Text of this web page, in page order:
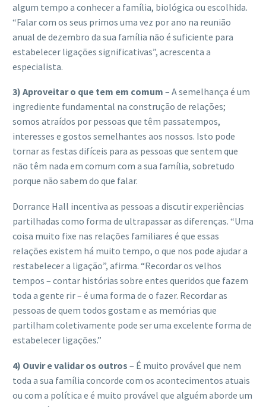
algum tempo a conhecer a família, biológica ou escolhida.
“Falar com os seus primos uma vez por ano na reunião
anual de dezembro da sua família não é suficiente para
estabelecer ligações significativas”, acrescenta a
especialista.
3) Aproveitar o que tem em comum – A semelhança é um
ingrediente fundamental na construção de relações;
somos atraídos por pessoas que têm passatempos,
interesses e gostos semelhantes aos nossos. Isto pode
tornar as festas difíceis para as pessoas que sentem que
não têm nada em comum com a sua família, sobretudo
porque não sabem do que falar.
Dorrance Hall incentiva as pessoas a discutir experiências
partilhadas como forma de ultrapassar as diferenças. “Uma
coisa muito fixe nas relações familiares é que essas
relações existem há muito tempo, o que nos pode ajudar a
restabelecer a ligação”, afirma. “Recordar os velhos
tempos – contar histórias sobre entes queridos que fazem
toda a gente rir – é uma forma de o fazer. Recordar as
pessoas de quem todos gostam e as memórias que
partilham coletivamente pode ser uma excelente forma de
estabelecer ligações.”
4) Ouvir e validar os outros – É muito provável que nem
toda a sua família concorde com os acontecimentos atuais
ou com a política e é muito provável que alguém aborde um